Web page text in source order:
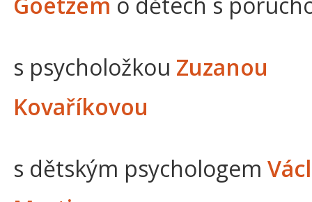
s psycholožkou Zuzanou
Kovaříkovou
s dětským psychologem